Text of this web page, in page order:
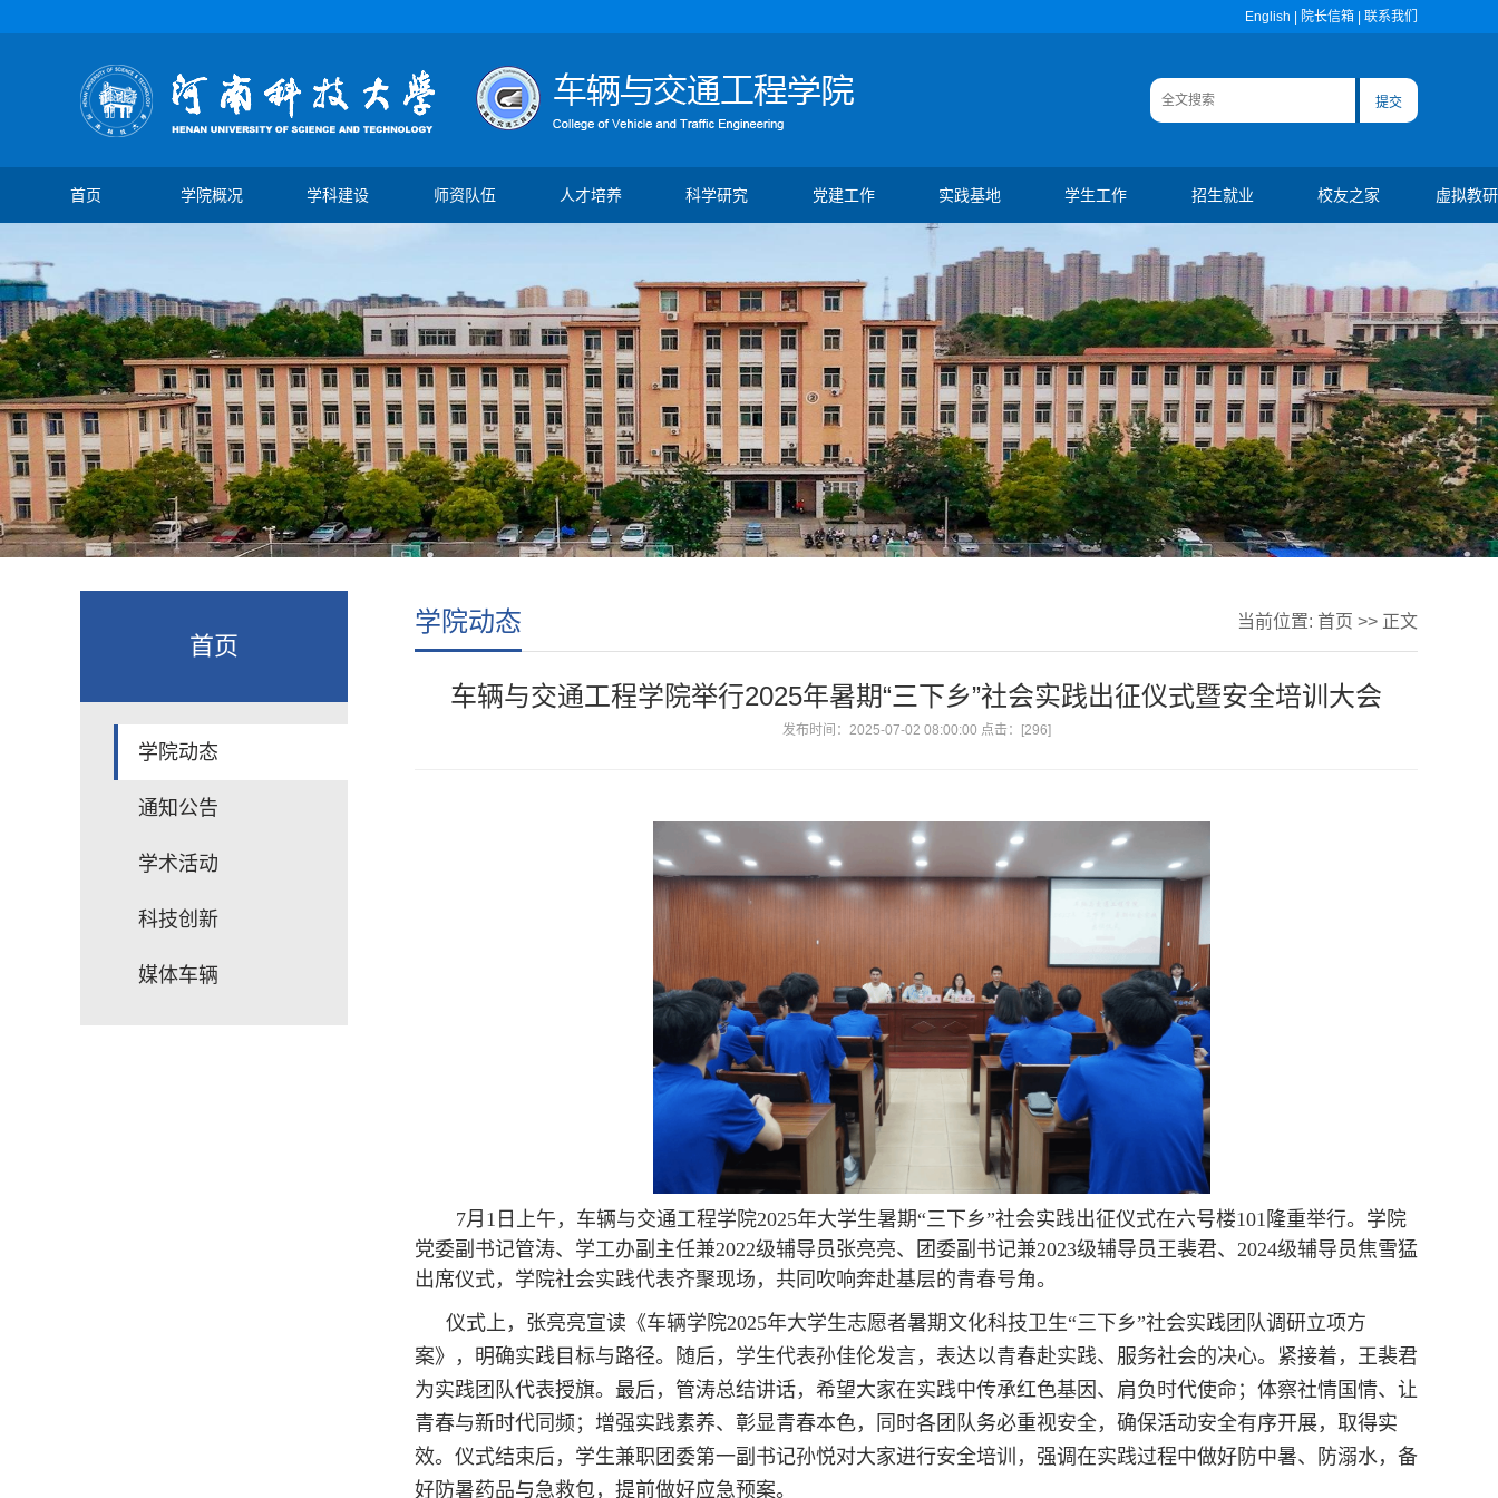
English 院长信箱 联系我们
首页 学院概况 学科建设 师资队伍 人才培养 科学研究 党建工作 实践基地 学生工作 招生就业 校友之家 虚拟教
首页
学院动态
通知公告
学术活动
科技创新
媒体车辆
学院动态 当前位置: 首页 >> 正文
车辆与交通工程学院举行2025年暑期“三下乡”社会实践出征仪式暨安全培训大会
发布时间：2025-07-02 08:00:00 点击：[296]
7月1日上午，车辆与交通工程学院2025年大学生暑期“三下乡”社会实践出征仪式在六号楼101隆重举行。学院
党委副书记管涛、学工办副主任兼2022级辅导员张亮亮、团委副书记兼2023级辅导员王裴君、2024级辅导员焦雪猛
出席仪式，学院社会实践代表齐聚现场，共同吹响奔赴基层的青春号角。
仪式上，张亮亮宣读《车辆学院2025年大学生志愿者暑期文化科技卫生“三下乡”社会实践团队调研立项方
案》，明确实践目标与路径。
随后，学生代表孙佳伦发言，表达以青春赴实践、服务社会的决心。紧接着，王裴君
为实践团队代表授旗。最后，管涛总结讲话，希望大家在实践中传承红色基因、肩负时代使命；体察社情国情、让
青春与新时代同频；增强实践素养、彰显青春本色，同时各团队务必重视安全，确保活动安全有序开展，取得实
效。仪式结束后，学生兼职团委第一副书记孙悦对大家进行安全培训，强调在实践过程中做好防中暑、防溺水，备
好防暑药品与急救包，提前做好应急预案。